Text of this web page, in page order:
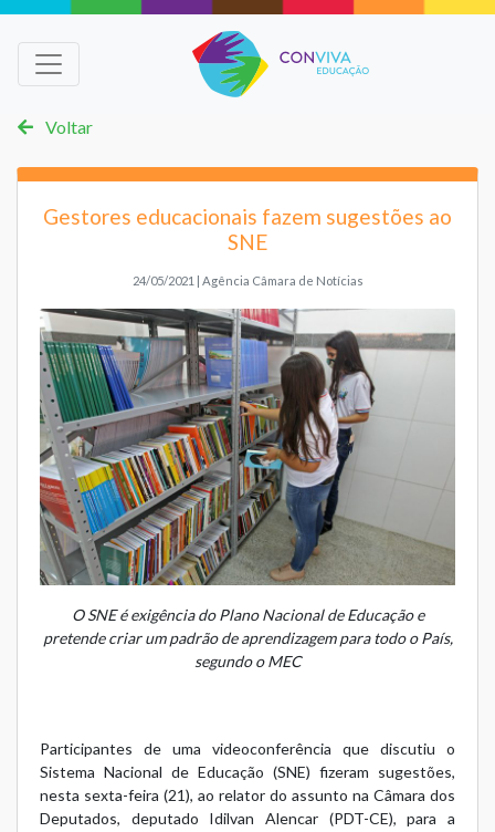
Voltar
Gestores educacionais fazem sugestões ao
SNE
24/05/2021 | Agência Câmara de Notícias
O SNE é exigência do Plano Nacional de Educação e
pretende criar um padrão de aprendizagem para todo o País,
segundo o MEC
Participantes de uma videoconferência que discutiu o
Sistema Nacional de Educação (SNE) fizeram sugestões,
nesta sexta-feira (21), ao relator do assunto na Câmara dos
Deputados, deputado Idilvan Alencar (PDT-CE), para a